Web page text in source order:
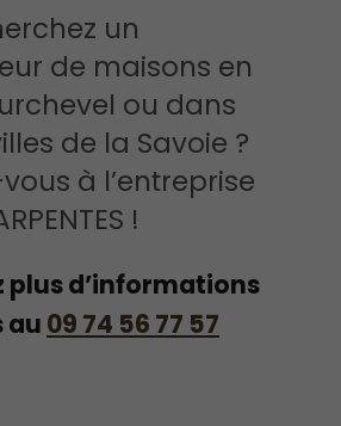
un
de maisons en
ou dans
de la Savoie ?
à l’entreprise
!
plus d’informations
au 09 74 56 77 57